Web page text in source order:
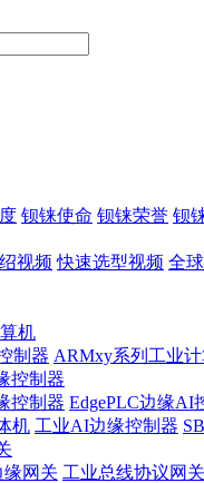
钡铼使命 钡铼荣誉 钡
视频 快速选型视频 全
机
制器 ARMxy系列工业
控制器
控制器 EdgePLC边缘AI
机 工业AI边缘控制器
缘网关 工业总线协议网关